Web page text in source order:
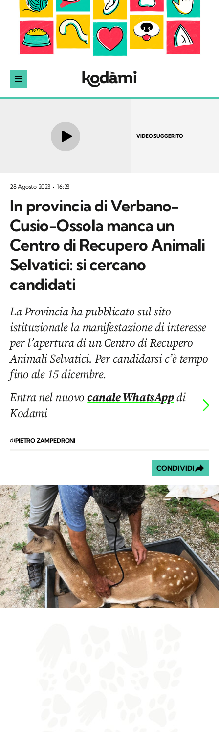
VIDEO SUGGERITO
28 Agosto 2023 16:23
In provincia di Verbano-
Cusio-Ossola manca un
Centro di Recupero Animali
Selvatici: si cercano
candidati
La Provincia ha pubblicato sul sito
istituzionale la manifestazione di interesse
per l’apertura di un Centro di Recupero
Animali Selvatici. Per candidarsi c’è tempo
fino ale 15 dicembre.
Entra nel nuovocanale WhatsAppdi
Kodami
diPIETRO ZAMPEDRONI
CONDIVIDI